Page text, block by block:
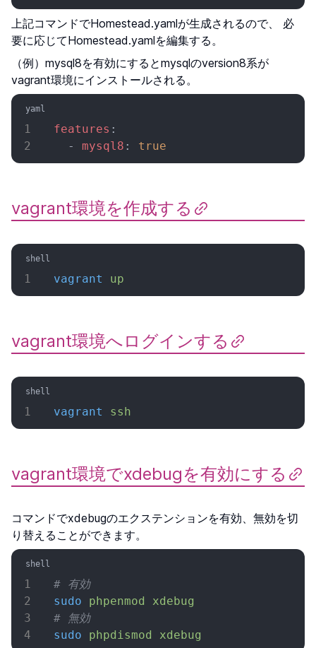
上記コマンドでHomestead.yamlが生成されるので、 必
要に応じてHomestead.yamlを編集する。
（例）mysql8を有効にするとmysqlのversion8系が
vagrant環境にインストールされる。
features :
  -
mysql8 : true
vagrant環境を作成する
vagrant up
vagrant環境へログインする
vagrant ssh
vagrant環境でxdebugを有効にする
コマンドでxdebugのエクステンションを有効、無効を切
り替えることができます。
# 有効
sudo phpenmod
xdebug
# 無効
sudo phpdismod xdebug